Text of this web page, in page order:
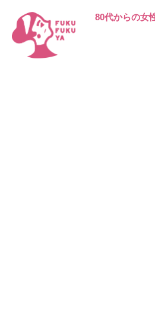
80代からの女